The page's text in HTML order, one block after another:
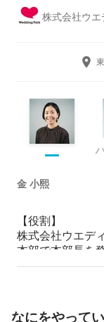
株式会社ウエ
金 小熙
【役割】
株式会社ウエデ
本部で本部長を
メディアソリュ
です。
なにをやって